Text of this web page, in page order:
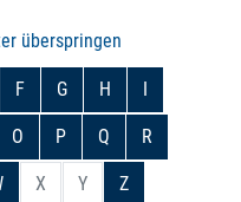
überspringen
F G H I
O P Q R
X Y Z